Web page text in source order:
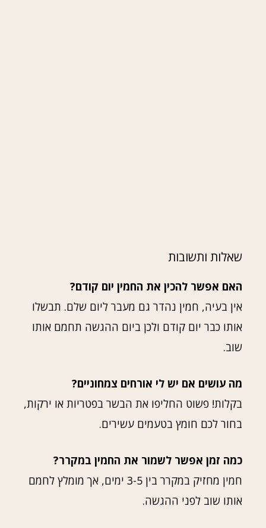
שאלות ותשובות
האם אפשר להכין את החמין יום קודם?
אין בעיה, חמין נהדר גם מעבר ליום שלם. תבשלו
אותו כבר יום קודם ולכן ביום ההגשה תחמם אותו
שוב.
מה עושים אם יש לי אורחים צמחוניים?
בקלות! פשוט החליפו את הבשר בפטריות או ירקות,
בחור לכם חומץ בטעמים עשירים.
כמה זמן אפשר לשמור את החמין במקרר?
חמין מחזיק במקרר בין 3-5 ימים, אך מומלץ לחמם
אותו שוב לפני ההגשה.